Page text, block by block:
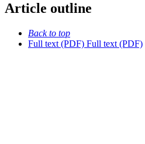
Article outline
Back to top
Full text (PDF) Full text (PDF)